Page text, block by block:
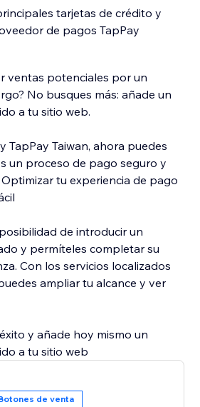
tarjetas de crédito y
de pagos TapPay
ventas potenciales por un
No busques más: añade un
a tu sitio web.
TapPay Taiwan, ahora puedes
un proceso de pago seguro y
tu experiencia de pago
de introducir un
y permíteles completar su
Con los servicios localizados
ampliar tu alcance y ver
y añade hoy mismo un
a tu sitio web
de venta